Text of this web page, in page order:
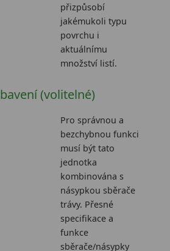
přizpůsobí
jakémukoli typu
povrchu i
aktuálnímu
množství listí.
(volitelné)
Pro správnou a
bezchybnou funkci
musí být tato
jednotka
kombinována s
násypkou sběrače
trávy. Přesné
specifikace a
funkce
sběrače/násypky